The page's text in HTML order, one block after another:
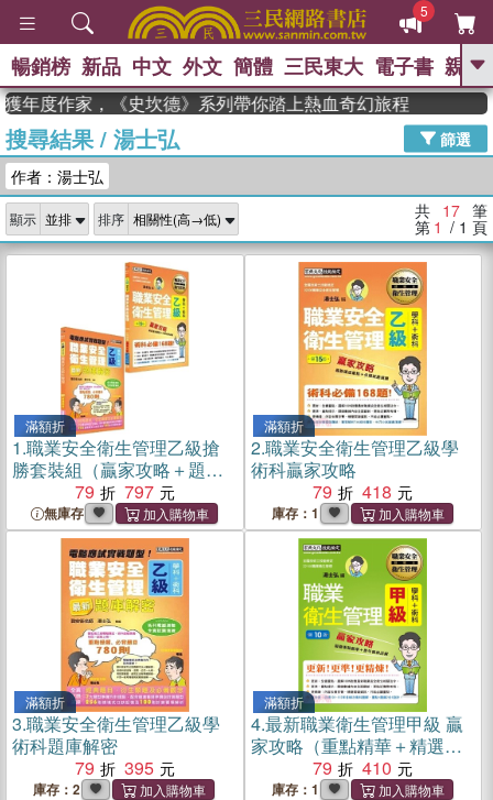
5
GO
高希均教授回憶錄
、 The Odyssey 、 父親節 、 如果歷
獎 臺灣漫遊錄 、 方念華 、 台灣的李
登輝時代
數學女孩：黎曼猜想 、
偉大的迷走神經
暢銷榜 新品 中文 外文 簡體 三民東大 電子書 親子
度作家，《史坎德》系列帶你踏上熱血奇幻旅程
搜尋結果/ 湯士弘
篩選
作者：湯士弘
顯示 排序 共 17 筆
第 1 / 1 頁
滿額折
1.職業安全衛生管理乙級搶
勝套裝組（贏家攻略＋題庫
79 797
無庫存
滿額折
2.職業安全衛生管理乙級學
術科贏家攻略
79
418
庫存：1
滿額折
3.職業安全衛生管理乙級學
術科題庫解密
79
395
庫存：2
滿額折
4.最新職業衛生管理甲級 贏
家攻略（重點精華＋精選試
79 410
庫存：1